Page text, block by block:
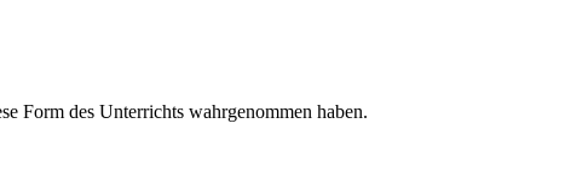
Form des Unterrichts wahrgenommen haben.